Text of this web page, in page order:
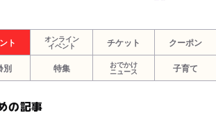
ト
オンライン
イベント
チケット クーポン
別 特集
おでかけ
ニュース
子育て
の記事